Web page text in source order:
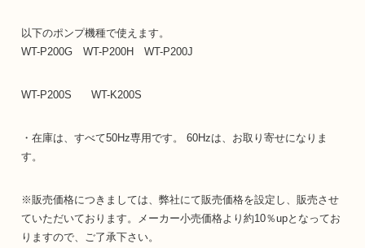
以下のポンプ機種で使えます。
WT-P200G WT-P200H WT-P200J
WT-P200S WT-K200S
・在庫は、すべて50Hz専用です。 60Hzは、お取り寄せになりま
す。
※販売価格につきましては、弊社にて販売価格を設定し、販売させ
ていただいております。メーカー小売価格より約10％upとなってお
りますので、ご了承下さい。